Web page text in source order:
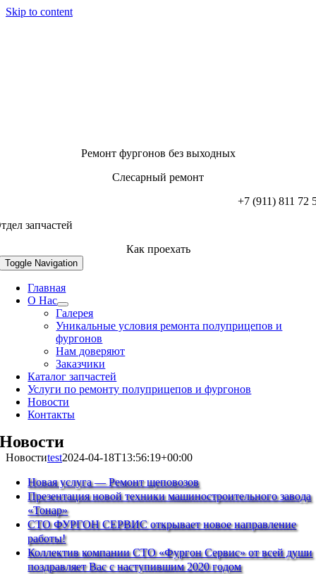
Skip to content
Ремонт фургонов без выходных
Слесарный ремонт
+7 (911) 811 72
запчастей
Как проехать
Toggle Navigation
Главная
О Нас
Галерея
Уникальные условия ремонта полуприцепов и
фургонов
Нам доверяют
Заказчики
Каталог запчастей
Услуги по ремонту полуприцепов и фургонов
Новости
Контакты
Новости
Новостиtest2024-04-18T13:56:19+00:00
Новая услуга — Ремонт щеповозов
Презентация новой техники машиностроительного завода
«Тонар»
СТО ФУРГОН СЕРВИС открывает новое направление
работы!
Коллектив компании СТО «Фургон Сервис» от всей души
поздравляет Вас с наступившим 2020 годом